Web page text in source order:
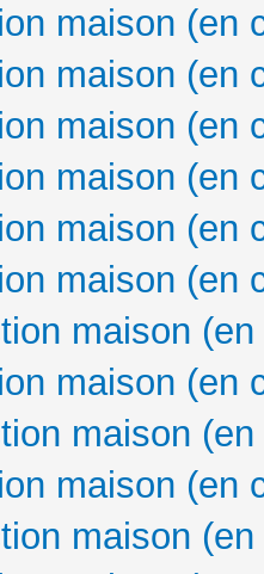
maison (en
maison (en
maison (en
maison (en
maison (en
maison (en
maison
maison (en
maison
maison (en
maison